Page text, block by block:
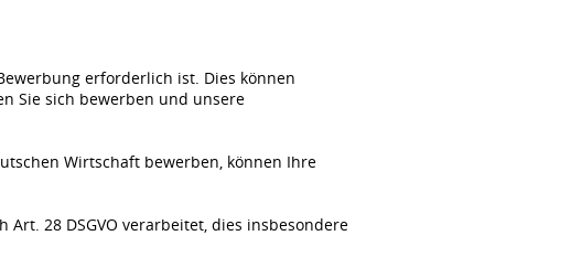
erforderlich ist. Dies können
Sie sich bewerben und unsere
Wirtschaft bewerben, können Ihre
28 DSGVO verarbeitet, dies insbesondere